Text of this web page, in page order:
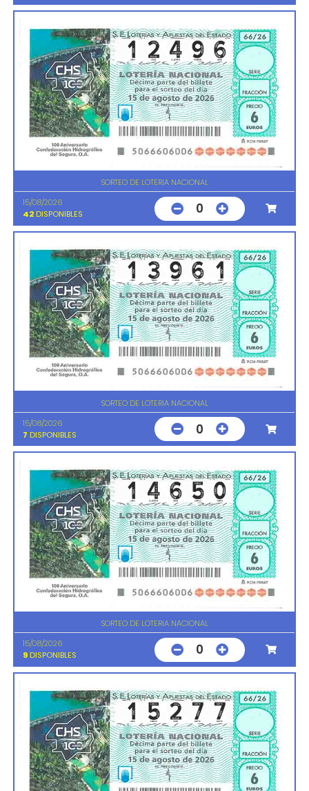
SORTEO DE LOTERIA NACIONAL
15/08/2026
42 DISPONIBLES 0
SORTEO DE LOTERIA NACIONAL
15/08/2026
7 DISPONIBLES 0
SORTEO DE LOTERIA NACIONAL
15/08/2026
9 DISPONIBLES 0